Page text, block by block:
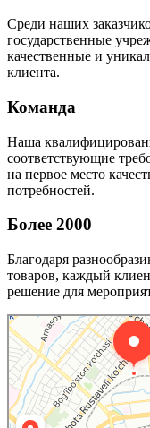
Среди наших
государственные
качественные и
клиента.
Команда
Наша
соответствующие
на первое место
потребностей.
Более 2000
Благодаря
товаров, каждый
решение для